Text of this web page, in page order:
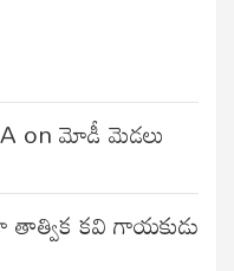
onమోడీ మెడలు
తాత్విక కవి గాయకుడు